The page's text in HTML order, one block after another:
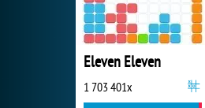
Eleven Eleven
1 703 401x